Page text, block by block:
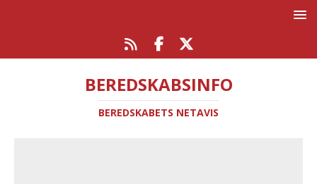
BEREDSKABSINFO
BEREDSKABETS NETAVIS